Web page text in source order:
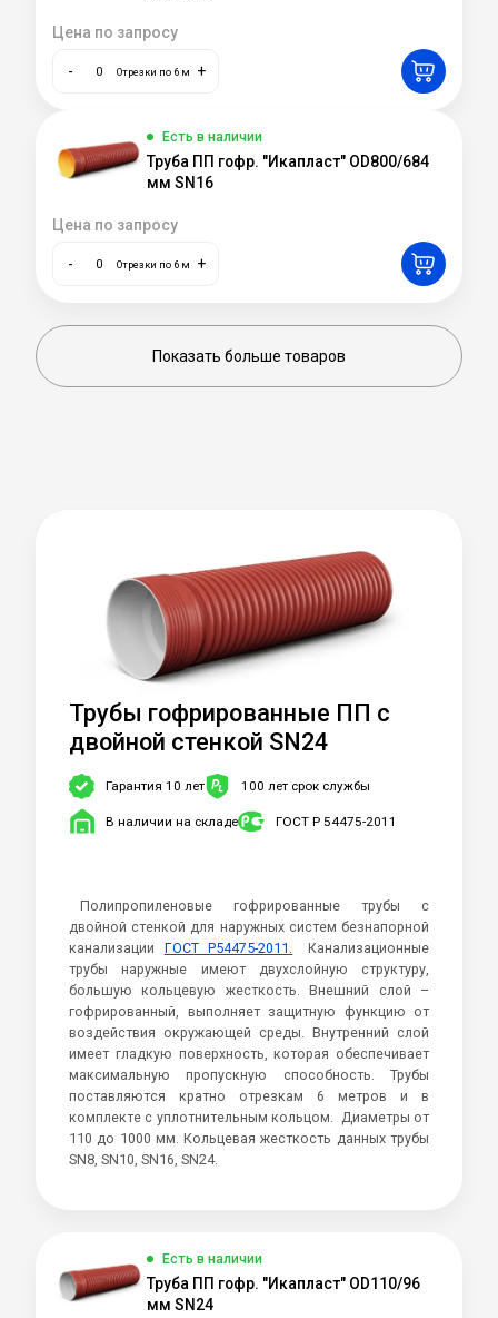
Цена по запросу
- Отрезки по 6 м +
Есть в наличии
Труба ПП гофр. "Икапласт" OD800/684
мм SN16
Цена по запросу
- Отрезки по 6 м +
Показать больше товаров
Трубы гофрированные ПП c
двойной стенкой SN24
Гарантия 10 лет 100 лет срок службы
В наличии на складе ГОСТ Р 54475-2011
Полипропиленовые гофрированные трубы с
двойной стенкой для наружных систем безнапорной
канализации ГОСТ Р54475-2011.
Канализационные
трубы наружные имеют двухслойную структуру,
большую кольцевую жесткость. Внешний слой –
гофрированный, выполняет защитную функцию от
воздействия окружающей среды. Внутренний слой
имеет гладкую поверхность, которая обеспечивает
максимальную пропускную способность. Трубы
поставляются кратно отрезкам 6 метров и в
комплекте с уплотнительным кольцом. Диаметры от
110 до 1000 мм. Кольцевая жесткость данных трубы
SN8, SN10, SN16, SN24.
Есть в наличии
Труба ПП гофр. "Икапласт" OD110/96
мм SN24